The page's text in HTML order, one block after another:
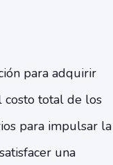
para adquirir
costo total de los
para impulsar la
una